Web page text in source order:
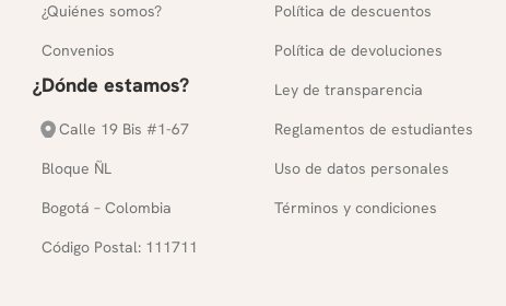
¿Quiénes somos?
Convenios
¿Dónde estamos?
Calle 19 Bis #1-67
Bloque ÑL
Bogotá – Colombia
Código Postal: 111711
Política de descuentos
Política de devoluciones
Ley de transparencia
Reglamentos de estudiantes
Uso de datos personales
Términos y condiciones